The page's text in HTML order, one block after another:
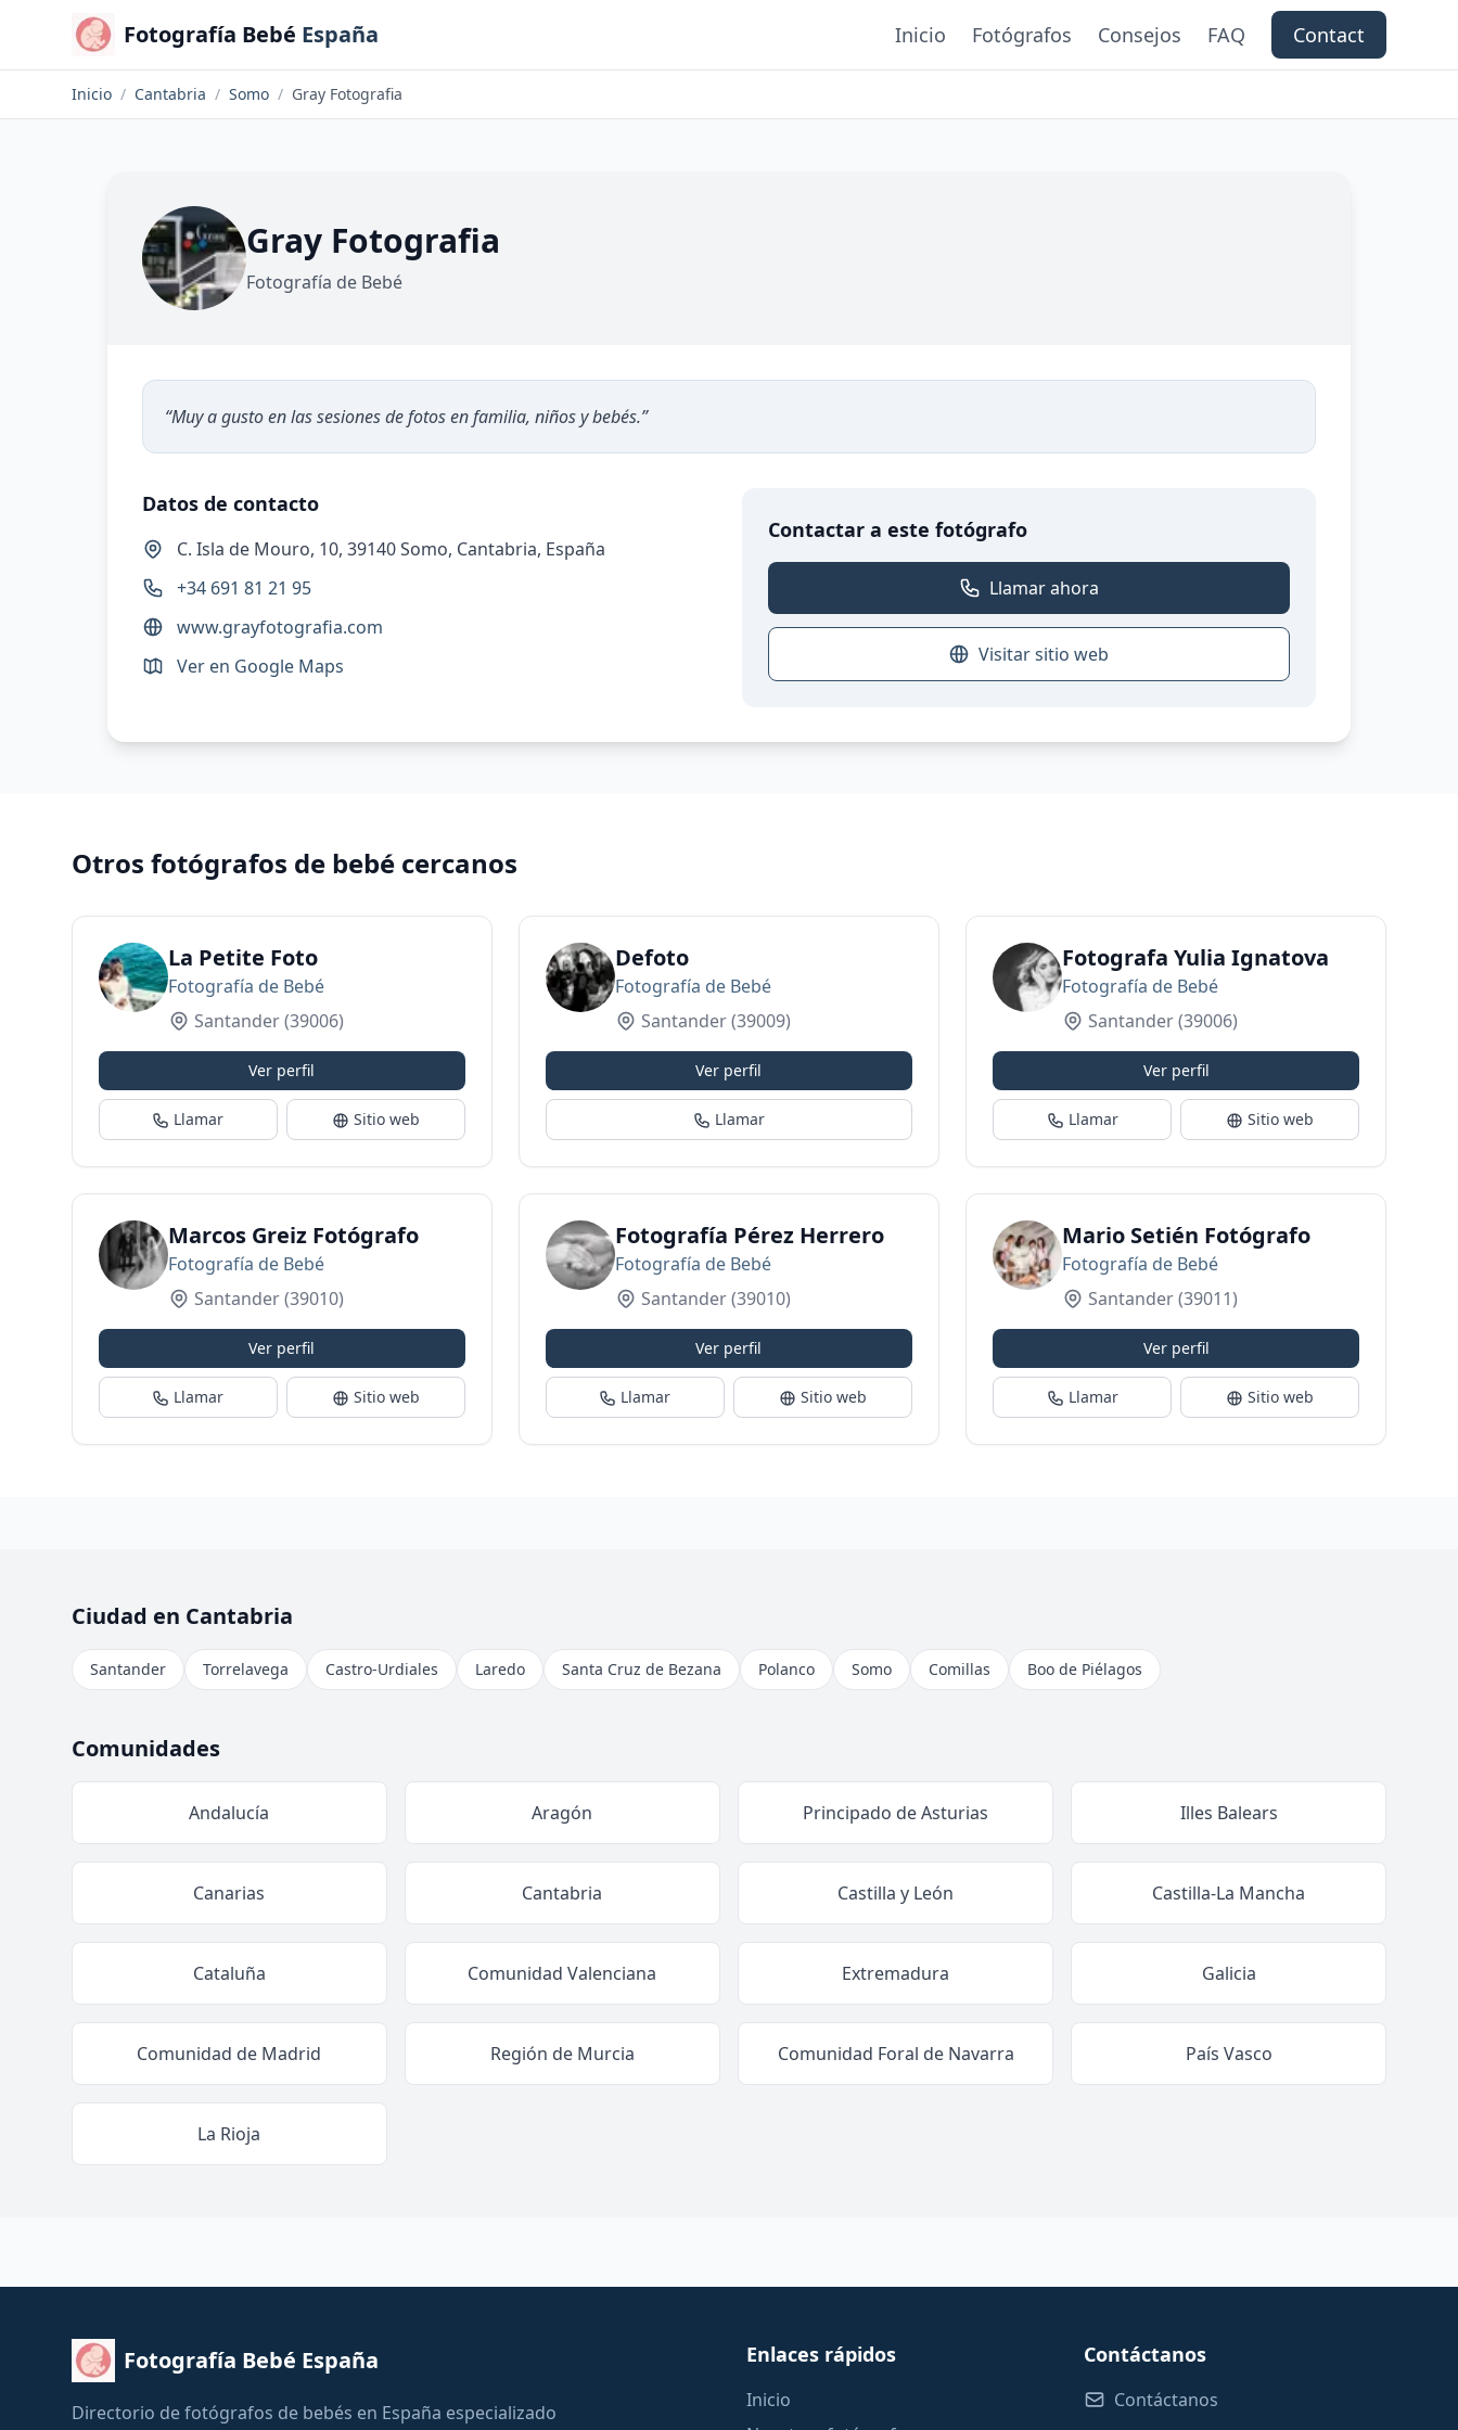
Fotografía Bebé España Inicio Fotógrafos Consejos FAQ Contact
Inicio / Cantabria / Somo / Gray Fotografia
Gray Fotografia
Fotografía de Bebé
“Muy a gusto en las sesiones de fotos en familia, niños y bebés.”
Datos de contacto
C. Isla de Mouro, 10, 39140 Somo, Cantabria, España
+34 691 81 21 95
www.grayfotografia.com
Ver en Google Maps
Contactar a este fotógrafo
Llamar ahora
Visitar sitio web
Otros fotógrafos de bebé cercanos
La Petite Foto
Fotografía de Bebé
Santander(39006)
Ver perfil
Llamar Sitio web
Defoto
Fotografía de Bebé
Santander(39009)
Ver perfil
Llamar
Fotografa Yulia Ignatova
Fotografía de Bebé
Santander(39006)
Ver perfil
Llamar Sitio web
Marcos Greiz Fotógrafo
Fotografía de Bebé
Santander(39010)
Ver perfil
Llamar Sitio web
Fotografía Pérez Herrero
Fotografía de Bebé
Santander(39010)
Ver perfil
Llamar Sitio web
Mario Setién Fotógrafo
Fotografía de Bebé
Santander(39011)
Ver perfil
Llamar Sitio web
Ciudad en Cantabria
Santander Torrelavega Castro-Urdiales Laredo Santa Cruz de Bezana Polanco Somo Comillas Boo de Piélagos
Comunidades
Andalucía Aragón Principado de Asturias Illes Balears
Canarias Cantabria Castilla y León Castilla-La Mancha
Cataluña Comunidad Valenciana Extremadura Galicia
Comunidad de Madrid Región de Murcia Comunidad Foral de Navarra País Vasco
La Rioja
Fotografía Bebé España
Directorio de fotógrafos de bebés en España especializado
Enlaces rápidos
Inicio
Contáctanos
Contáctanos